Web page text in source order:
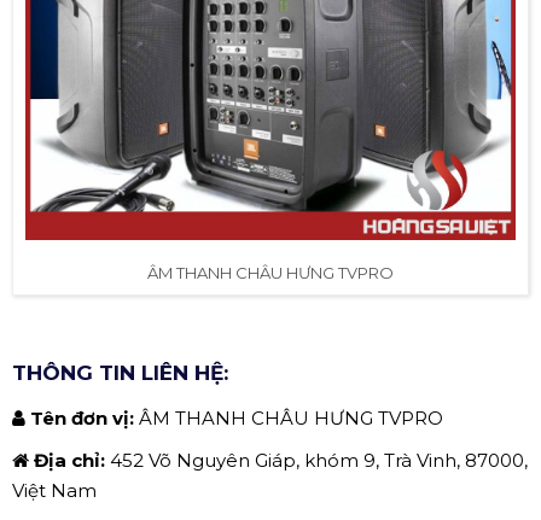
ÂM THANH CHÂU HƯNG TVPRO
THÔNG TIN LIÊN HỆ:
Tên đơn vị: ÂM THANH CHÂU HƯNG TVPRO
Địa chỉ: 452 Võ Nguyên Giáp, khóm 9, Trà Vinh, 87000,
Việt Nam